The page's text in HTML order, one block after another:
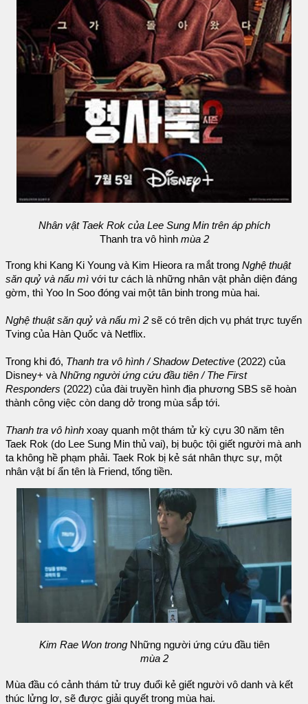
Nhân vật Taek Rok của Lee Sung Min trên áp phích
Thanh tra vô hình mùa 2
Trong khi Kang Ki Young và Kim Hieora ra mắt trong Nghệ thuật
săn quỷ và nấu mì với tư cách là những nhân vật phản diện đáng
gờm, thì Yoo In Soo đóng vai một tân binh trong mùa hai.
Nghệ thuật săn quỷ và nấu mì 2 sẽ có trên dịch vụ phát trực tuyến
Tving của Hàn Quốc và Netflix.
Trong khi đó, Thanh tra vô hình / Shadow Detective (2022) của
Disney+ và Những người ứng cứu đầu tiên / The First
Responders (2022) của đài truyền hình địa phương SBS sẽ hoàn
thành công việc còn dang dở trong mùa sắp tới.
Thanh tra vô hình xoay quanh một thám tử kỳ cựu 30 năm tên
Taek Rok (do Lee Sung Min thủ vai), bị buộc tội giết người mà anh
ta không hề phạm phải. Taek Rok bị kẻ sát nhân thực sự, một
nhân vật bí ẩn tên là Friend, tống tiền.
Kim Rae Won trongNhững người ứng cứu đầu tiên
mùa 2
Mùa đầu có cảnh thám tử truy đuổi kẻ giết người vô danh và kết
thúc lửng lơ, sẽ được giải quyết trong mùa hai.